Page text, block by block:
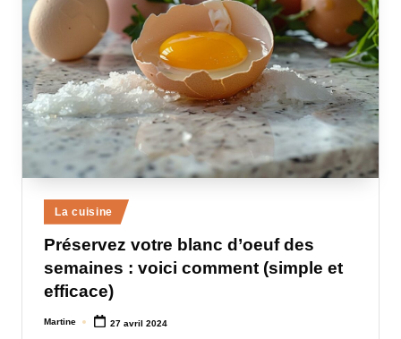
Posted
in
La cuisine
Préservez votre blanc d’oeuf des
semaines : voici comment (simple et
efficace)
Posted
Martine 27 avril 2024